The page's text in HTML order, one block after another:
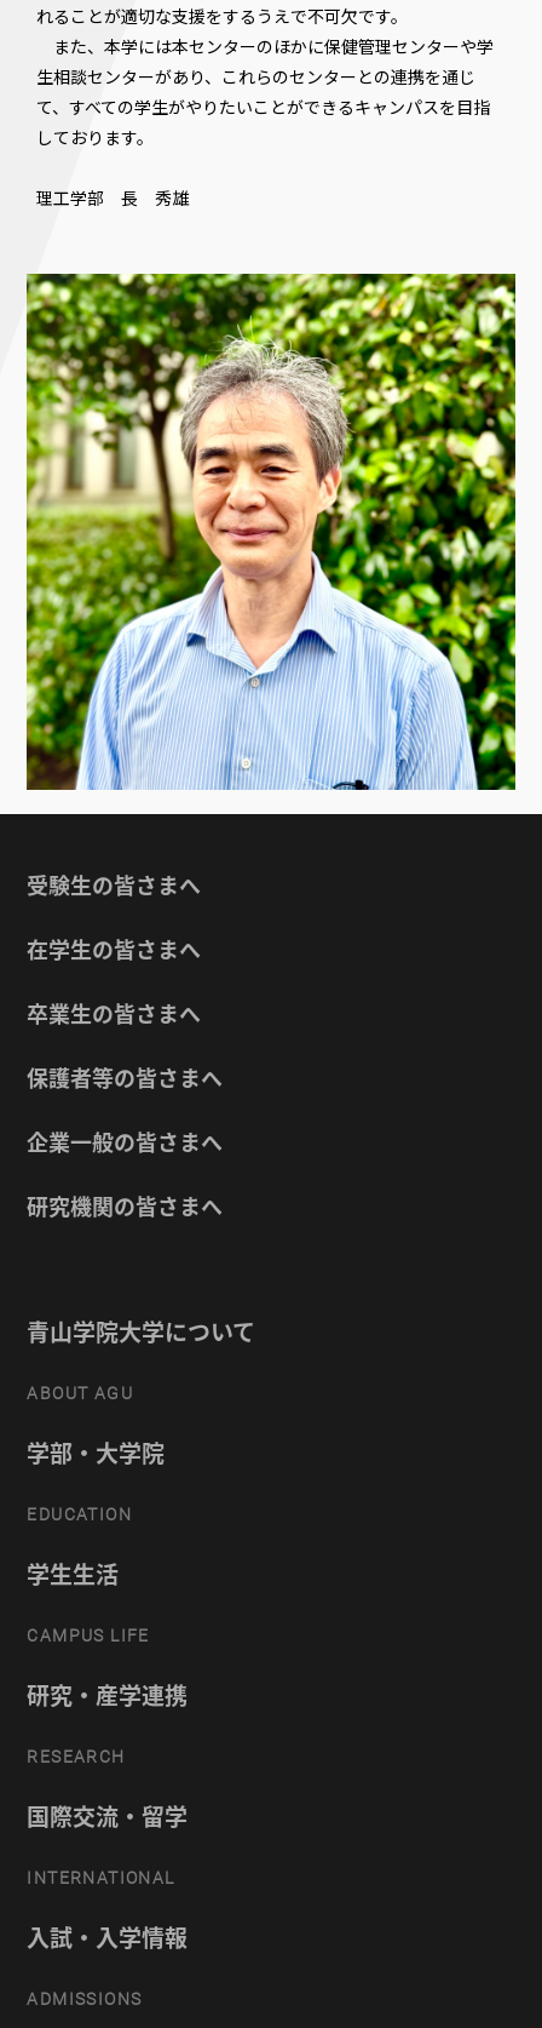
れることが適切な支援をするうえで不可欠です。
また、本学には本センターのほかに保健管理センターや学
生相談センターがあり、これらのセンターとの連携を通じ
て、すべての学生がやりたいことができるキャンパスを目指
しております。
理工学部 長 秀雄
受験生の皆さまへ
在学生の皆さまへ
卒業生の皆さまへ
保護者等の皆さまへ
企業一般の皆さまへ
研究機関の皆さまへ
青山学院大学について
ABOUT AGU
学部・大学院
EDUCATION
学生生活
CAMPUS LIFE
研究・産学連携
RESEARCH
国際交流・留学
INTERNATIONAL
入試・入学情報
ADMISSIONS